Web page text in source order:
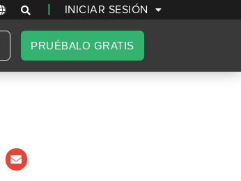
| INICIAR SESIÓN
PRUÉBALO GRATIS